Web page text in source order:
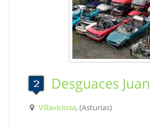
Desguaces Juan
Villaviciosa, (Asturias)